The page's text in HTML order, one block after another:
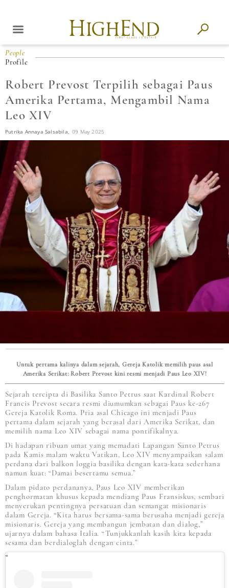
People
Profile
Robert Prevost Terpilih sebagai Paus
Amerika Pertama, Mengambil Nama
Leo XIV
Putrika Annaya Salsabila, 09 May 2025
Untuk pertama kalinya dalam sejarah, Gereja Katolik memilih paus asal
Amerika Serikat: Robert Prevost kini resmi menjadi Paus Leo XIV!
Sejarah tercipta di Basilika Santo Petrus saat Kardinal Robert
Francis Prevost secara resmi diumumkan sebagai Paus ke-267
Gereja Katolik Roma. Pria asal Chicago ini menjadi Paus
pertama dalam sejarah yang berasal dari Amerika Serikat, dan
memilih nama Leo XIV sebagai nama pontifikalnya.
Di hadapan ribuan umat yang memadati Lapangan Santo Petrus
pada Kamis malam waktu Vatikan, Leo XIV menyampaikan salam
perdana dari balkon loggia basilika dengan kata-kata sederhana
namun kuat: “Damai besertamu semua.”
Dalam pidato perdananya, Paus Leo XIV memberikan
penghormatan khusus kepada mendiang Paus Fransiskus, sembari
menyerukan pentingnya persatuan dan semangat misionaris
dalam Gereja. “Kita harus bersama-sama berusaha menjadi gereja
misionaris. Gereja yang membangun jembatan dan dialog,”
ujarnya dalam bahasa Italia. “Tunjukkanlah kasih kita kepada
sesama dan berdialoglah dengan cinta.”